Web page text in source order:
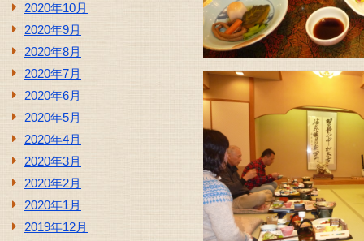
2020年10月
2020年9月
2020年8月
2020年7月
2020年6月
2020年5月
2020年4月
2020年3月
2020年2月
2020年1月
2019年12月